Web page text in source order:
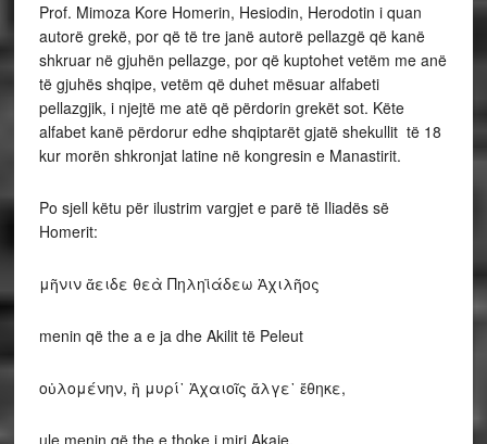
Prof. Mimoza Kore Homerin, Hesiodin, Herodotin i quan
autorë grekë, por që të tre janë autorë pellazgë që kanë
shkruar në gjuhën pellazge, por që kuptohet vetëm me anë
të gjuhës shqipe, vetëm që duhet mësuar alfabeti
pellazgjik, i njejtë me atë që përdorin grekët sot. Këte
alfabet kanë përdorur edhe shqiptarët gjatë shekullit të 18
kur morën shkronjat latine në kongresin e Manastirit.
Po sjell këtu për ilustrim vargjet e parë të Iliadës së
Homerit:
μῆνιν ἄειδε θεὰ Πηληϊάδεω Ἀχιλῆος
menin që the a e ja dhe Akilit të Peleut
οὐλομένην, ἣ μυρί᾽ Ἀχαιοῖς ἄλγε᾽ ἔθηκε,